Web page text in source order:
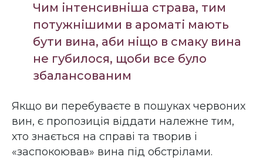
Чим інтенсивніша страва, тим
потужнішими в ароматі мають
бути вина, аби ніщо в смаку вина
не губилося, щоби все було
збалансованим
Якщо ви перебуваєте в пошуках червоних
вин, є пропозиція віддати належне тим,
хто знається на справі та творив і
«заспокоював» вина під обстрілами.